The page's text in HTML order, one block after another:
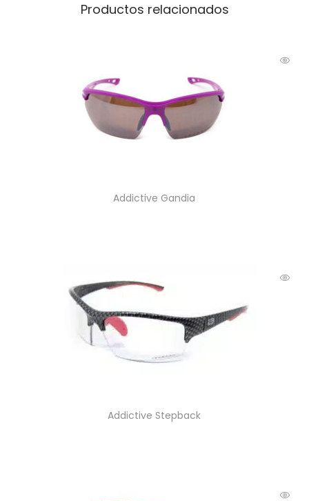
Productos relacionados
Addictive Gandia
Addictive Stepback